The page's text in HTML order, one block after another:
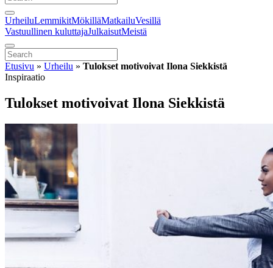
UrheiluLemmikitMökilläMatkailuVesillä
Vastuullinen kuluttajaJulkaisutMeistä
Etusivu » Urheilu » Tulokset motivoivat Ilona Siekkistä
Inspiraatio
Tulokset motivoivat Ilona Siekkistä